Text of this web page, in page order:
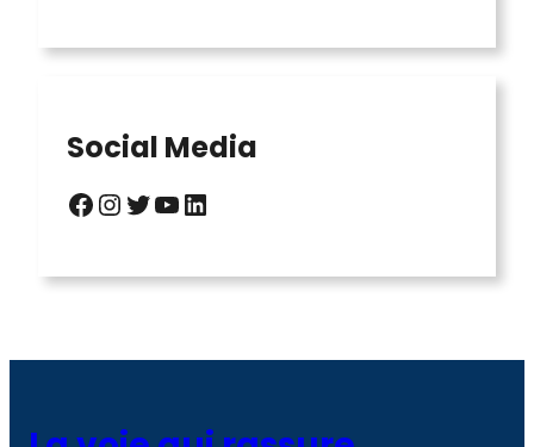
Social Media
Facebook InstagramTwitter YouTube LinkedIn